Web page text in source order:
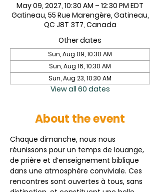
May 09, 2027, 10:30 AM – 12:30 PM EDT
Gatineau, 55 Rue Marengère, Gatineau,
QC J8T 3T7, Canada
Other dates
Sun, Aug 09, 10:30 AM
Sun, Aug 16, 10:30 AM
Sun, Aug 23, 10:30 AM
View all 60 dates
About the event
Chaque dimanche, nous nous
réunissons pour un temps de louange,
de prière et d’enseignement biblique
dans une atmosphère conviviale. Ces
rencontres sont ouvertes à tous, sans